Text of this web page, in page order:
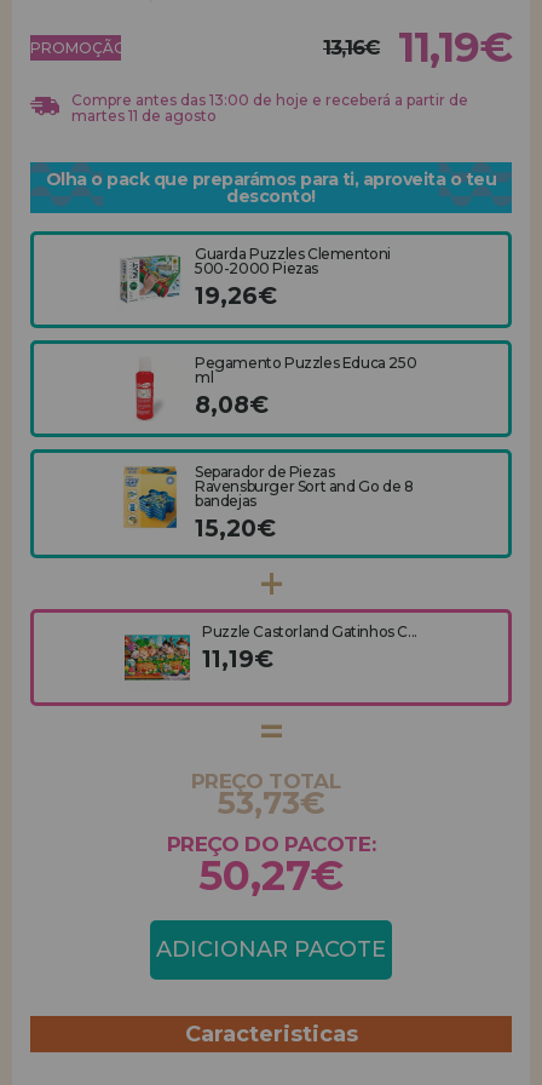
REGISTRO DE REVENDEDOR
PROMOÇÃO! 13,16€ 11,19€
Compre antes das 13:00 de hoje e receberá a partir de
martes 11 de agosto
Olha o pack que preparámos para ti, aproveita o teu
desconto!
Guarda Puzzles Clementoni
500-2000 Piezas
19,26€
Pegamento Puzzles Educa 250
ml
8,08€
Separador de Piezas
Ravensburger Sort and Go de 8
bandejas
15,20€
Puzzle Castorland Gatinhos C...
11,19€
PREÇO TOTAL
53,73€
PREÇO DO PACOTE:
50,27€
ADICIONAR PACOTE
Caracteristicas